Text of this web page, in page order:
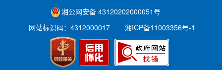
湘公网安备 43120202000051号
网站标识码：4312000017
湘ICP备11003356号-1